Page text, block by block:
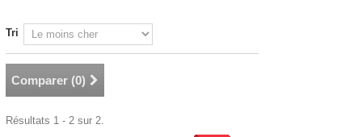
Tri
Comparer (0)
Résultats 1 - 2 sur 2.